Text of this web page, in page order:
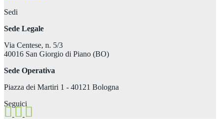
Sedi
Sede Legale
Via Centese, n. 5/3
40016 San Giorgio di Piano (BO)
Sede Operativa
Piazza dei Martiri 1 - 40121 Bologna
Seguici